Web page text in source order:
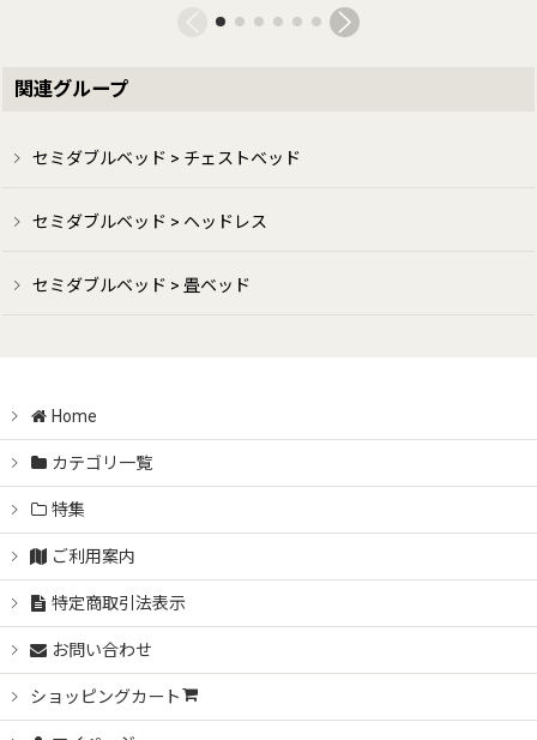
関連グループ
セミダブルベッド > チェストベッド
セミダブルベッド > ヘッドレス
セミダブルベッド > 畳ベッド
Home
カテゴリ一覧
特集
ご利用案内
特定商取引法表示
お問い合わせ
ショッピングカート